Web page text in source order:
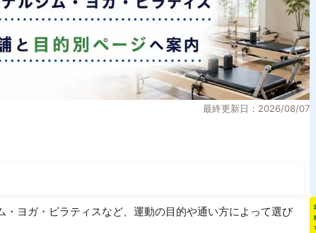
最終更新日：2026/08/07
ヨガ・ピラティスなど、運動の目的や通い方によって選び